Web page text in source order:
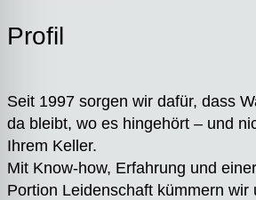
Pro­fil
Seit 1997 sor­gen wir dafür, dass
da bleibt, wo es hin­ge­hört – und
Ihrem Kel­ler.
Mit Know-how, Erfah­rung und
Por­ti­on Lei­den­schaft küm­mern wir